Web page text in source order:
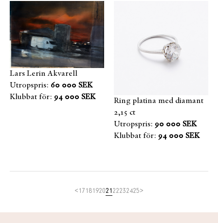
Lars Lerin Akvarell
Utropspris: 60 000 SEK
Klubbat för: 94 000 SEK
Ring platina med diamant
2,15 ct
Utropspris: 90 000 SEK
Klubbat för: 94 000 SEK
< 17 18 192021 22232425>